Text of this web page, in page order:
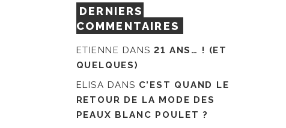
DERNIERS
COMMENTAIRES
ETIENNE DANS21 ANS… ! (ET
QUELQUES)
ELISA DANS C’EST QUAND LE
RETOUR DE LA MODE DES
PEAUX BLANC POULET ?